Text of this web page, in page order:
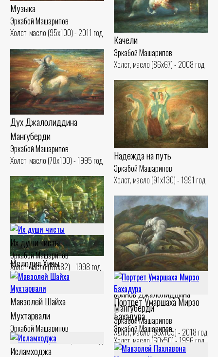
Качели
Эркабой Машарипов
Холст, масло (86x67) - 2008 год
Музыка
Эркабой Машарипов
Холст, масло (95x100) - 2011 год
Дух Джалолиддина
Мангуберди
Эркабой Машарипов
Холст, масло (70x100) - 1995 год
Надежда на путь
Эркабой Машарипов
Холст, масло (91x130) - 1991 год
Мелодия Хивы
Эркабой Машарипов
Холст, масло (80x90) - 2008 год
Место, куда достигли души
воинов Джалолиддина
Мангуберди
Эркабой Машарипов
Холст, масло (86x105) - 2018 год
Их души чисты
Эркабой Машарипов
Холст, масло (66x82) - 1998 год
Мавзолей Шайха
Мухтарвали
Эркабой Машарипов
Холст, масло (90x100) - 1997 год
Портрет Умаршаха Мирзо
Бахадура
Эркабой Машарипов
Холст, масло (60x50) - 1996 год
Исламходжа